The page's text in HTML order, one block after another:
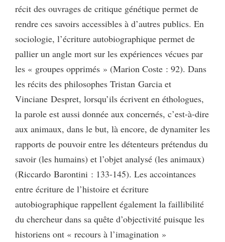
récit des ouvrages de critique génétique permet de
rendre ces savoirs accessibles à d’autres publics. En
sociologie, l’écriture autobiographique permet de
pallier un angle mort sur les expériences vécues par
les « groupes opprimés » (Marion Coste : 92). Dans
les récits des philosophes Tristan Garcia et
Vinciane Despret, lorsqu’ils écrivent en éthologues,
la parole est aussi donnée aux concernés, c’est-à-dire
aux animaux, dans le but, là encore, de dynamiter les
rapports de pouvoir entre les détenteurs prétendus du
savoir (les humains) et l’objet analysé (les animaux)
(Riccardo Barontini : 133-145). Les accointances
entre écriture de l’histoire et écriture
autobiographique rappellent également la faillibilité
du chercheur dans sa quête d’objectivité puisque les
historiens ont « recours à l’imagination »